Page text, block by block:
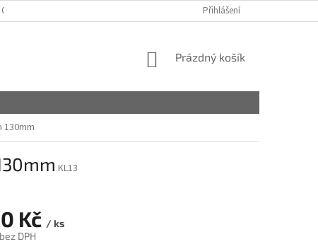
OBCHODNÍ PODMÍNKY PODMÍNKY OCHRANY OSOBNÍCH ÚDAJŮ
Přihlášení
NÁKUPNÍ
Prázdný košík
130mm
KL13
Kč / ks
DPH